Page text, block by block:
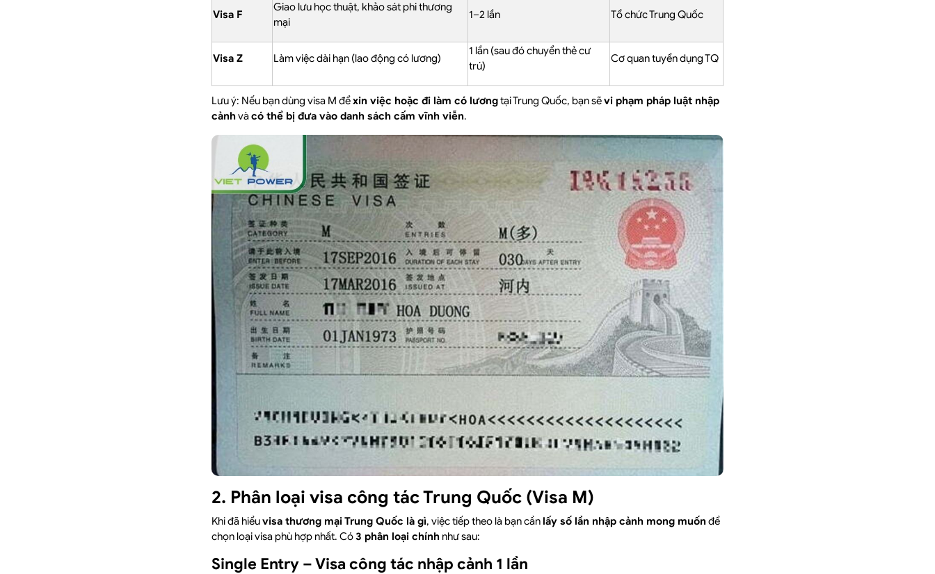
Visa F
Giao lưu học thuật, khảo sát phi thương
mại
1–2 lần Tổ chức Trung Quốc
Visa Z Làm việc dài hạn (lao động có lương)
1 lần (sau đó chuyển thẻ cư
trú)
Cơ quan tuyển dụng TQ
Lưu ý: Nếu bạn dùng visa M đểxin việc hoặc đi làm có lươngtại Trung Quốc, bạn sẽvi phạm pháp luật nhập
cảnhvàcó thể bị đưa vào danh sách cấm vĩnh viễn.
2. Phân loại visa công tác Trung Quốc (Visa M)
Khi đã hiểuvisa thương mại Trung Quốc là gì, việc tiếp theo là bạn cần lấy số lần nhập cảnh mong muốn để
chọn loại visa phù hợp nhất. Có3 phân loại chính như sau:
Single Entry – Visa công tác nhập cảnh 1 lần